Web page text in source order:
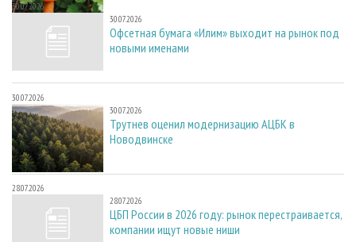
30.07.2026
30.07.2026
Офсетная бумага «Илим» выходит на рынок под
новыми именами
30.07.2026
30.07.2026
Трутнев оценил модернизацию АЦБК в
Новодвинске
28.07.2026
28.07.2026
ЦБП России в 2026 году: рынок перестраивается,
компании ищут новые ниши